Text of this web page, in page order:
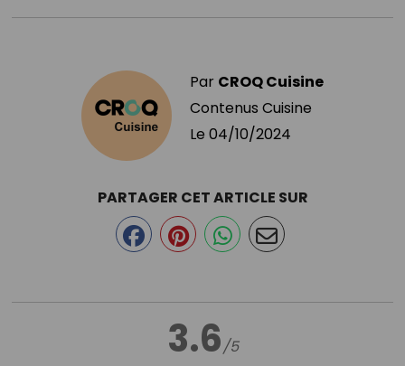
Par CROQ Cuisine
Contenus Cuisine
Le 04/10/2024
3.6/5
PARTAGER CET ARTICLE SUR